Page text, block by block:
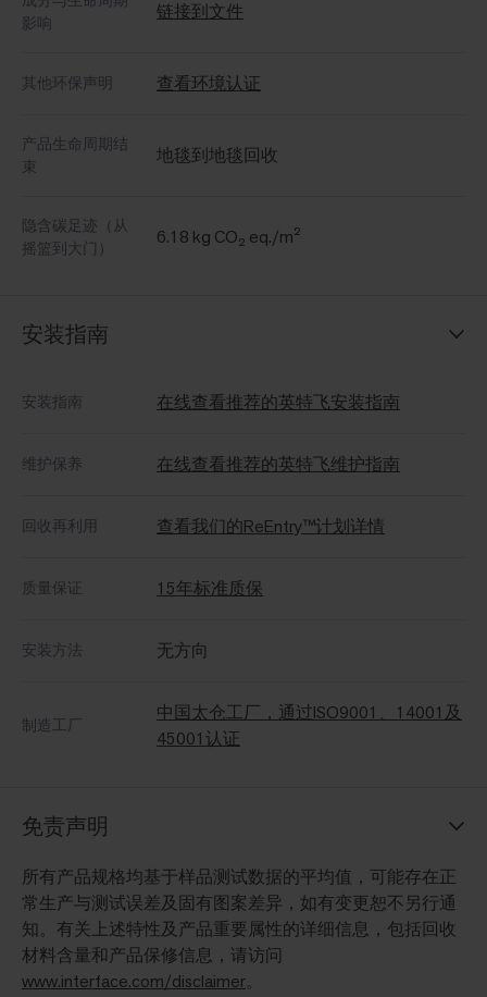
影响
链接到文件
其他环保声明 查看环境认证
产品生命周期结
束
地毯到地毯回收
隐含碳足迹（从
摇篮到大门）
6.18 kg CO₂ eq./m²
安装指南
安装指南 在线查看推荐的英特飞安装指南
维护保养 在线查看推荐的英特飞维护指南
回收再利用 查看我们的ReEntry™计划详情
质量保证 15年标准质保
安装方法 无方向
制造工厂
中国太仓工厂，通过ISO9001、14001及
45001认证
免责声明
所有产品规格均基于样品测试数据的平均值，可能存在正
常生产与测试误差及固有图案差异，如有变更恕不另行通
知。有关上述特性及产品重要属性的详细信息，包括回收
材料含量和产品保修信息，请访问
www.interface.com/disclaimer。